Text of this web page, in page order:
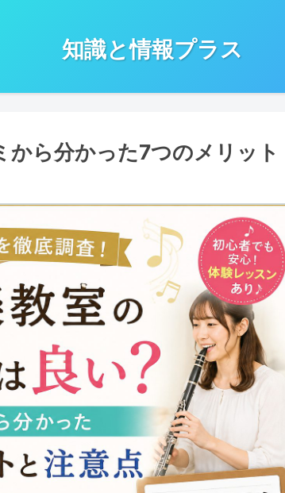
知識と情報プラス
から分かった7つのメリット